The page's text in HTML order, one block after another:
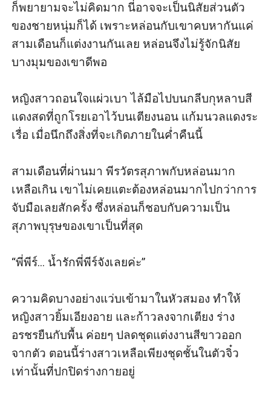
ก็พยายามจะไม่คิดมาก นี่อาจจะเป็นนิสัยส่วนตัว
ของชายหนุ่มก็ได้ เพราะหล่อนกับเขาคบหากันแค่
สามเดือนก็แต่งงานกันเลย หล่อนจึงไม่รู้จักนิสัย
บางมุมของเขาดีพอ
หญิงสาวถอนใจแผ่วเบา ไล้มือไปบนกลีบกุหลาบสี
แดงสดที่ถูกโรยเอาไว้บนเตียงนอน แก้มนวลแดงระ
เรื่อ เมื่อนึกถึงสิ่งที่จะเกิดภายในค่ำคืนนี้
สามเดือนที่ผ่านมา พีรวัตรสุภาพกับหล่อนมาก
เหลือเกิน เขาไม่เคยแตะต้องหล่อนมากไปกว่าการ
จับมือเลยสักครั้ง ซึ่งหล่อนก็ชอบกับความเป็น
สุภาพบุรุษของเขาเป็นที่สุด
“พี่พีร์... น้ำรักพี่พีร์จังเลยค่ะ”
ความคิดบางอย่างแว่บเข้ามาในหัวสมอง ทำให้
หญิงสาวยิ้มเอียงอาย และก้าวลงจากเตียง ร่าง
อรชรยืนกับพื้น ค่อยๆ ปลดชุดแต่งงานสีขาวออก
จากตัว ตอนนี้ร่างสาวเหลือเพียงชุดชั้นในตัวจิ๋ว
เท่านั้นที่ปกปิดร่างกายอยู่